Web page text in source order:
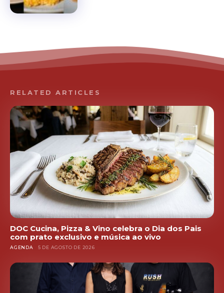
RELATED ARTICLES
DOC Cucina, Pizza & Vino celebra o Dia dos Pais
com prato exclusivo e música ao vivo
AGENDA 5 DE AGOSTO DE 2026